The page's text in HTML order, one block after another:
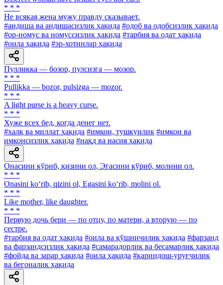
* * *
He всякая жена мужу правду сказывает.
#андиша ва андишасизлик ҳақида #одоб ва одобсизлик ҳақида
#ор-номус ва номуссизлик ҳақида #тарбия ва одат ҳақида
#оила ҳақида #эр-хотинлар ҳақида
Пулликка — бозор, пулсизга — мозор.
* * *
Pullikka — bozor, pulsizga — mozor.
* * *
A light purse is a heavy curse.
* * *
Хуже всех бед, когда денег нет.
#халқ ва миллат ҳақида #имкон, тушкунлик #имкон ва
имконсизлик ҳақида #нақд ва насия ҳақида
Онасини кўриб, қизини ол, Эгасини кўриб, молини ол.
* * *
Onasini ko‘rib, qizini ol, Egasini ko‘rib, molini ol.
* * *
Like mother, like daughter.
* * *
Первую дочь бери — по отцу, по матери, а вторую — по
сестре.
#тарбия ва одат ҳақида #оила ва қўшничилик ҳақида #фарзанд
ва фарзандсизлик ҳақида #самарадорлик ва бесамарлик ҳақида
#фойда ва зарар ҳақида #оила ҳақида #қариндош-уруғчилик
ва бегоналик ҳақида